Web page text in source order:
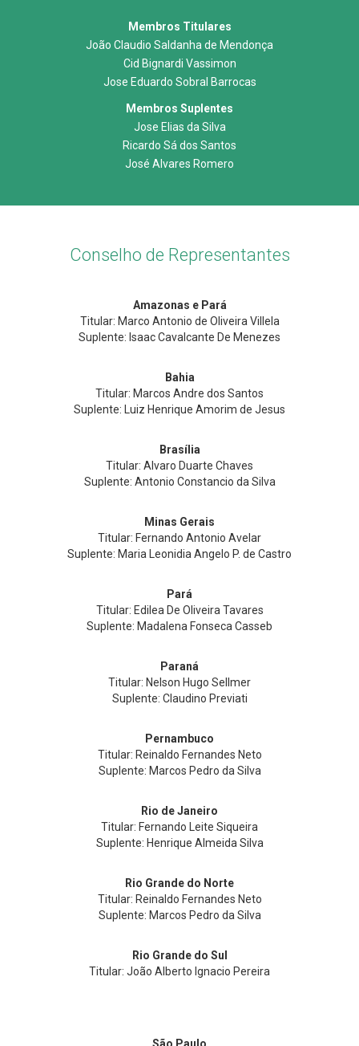
Membros Titulares
João Claudio Saldanha de Mendonça
Cid Bignardi Vassimon
Jose Eduardo Sobral Barrocas
Membros Suplentes
Jose Elias da Silva
Ricardo Sá dos Santos
José Alvares Romero
Conselho de Representantes
Amazonas e Pará
Titular: Marco Antonio de Oliveira Villela
Suplente: Isaac Cavalcante De Menezes
Bahia
Titular: Marcos Andre dos Santos
Suplente: Luiz Henrique Amorim de Jesus
Brasília
Titular: Alvaro Duarte Chaves
Suplente: Antonio Constancio da Silva
Minas Gerais
Titular: Fernando Antonio Avelar
Suplente: Maria Leonidia Angelo P. de Castro
Pará
Titular: Edilea De Oliveira Tavares
Suplente: Madalena Fonseca Casseb
Paraná
Titular: Nelson Hugo Sellmer
Suplente: Claudino Previati
Pernambuco
Titular: Reinaldo Fernandes Neto
Suplente: Marcos Pedro da Silva
Rio de Janeiro
Titular: Fernando Leite Siqueira
Suplente: Henrique Almeida Silva
Rio Grande do Norte
Titular: Reinaldo Fernandes Neto
Suplente: Marcos Pedro da Silva
Rio Grande do Sul
Titular: João Alberto Ignacio Pereira